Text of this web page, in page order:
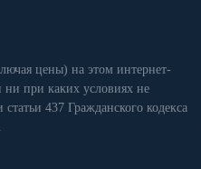
цены) на этом интернет-
ни при каких условиях не
437 Гражданского кодекса